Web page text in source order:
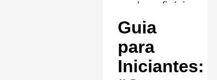
revelam eficácia
comprovada em
20 quadros
clínicos.
Saiba mais »
Guia
para
Iniciantes: